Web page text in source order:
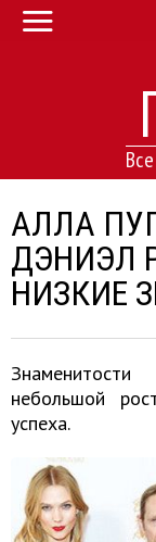
АЛЛА
ДЭНИЭЛ
НИЗКИЕ
небольшой
успеха.